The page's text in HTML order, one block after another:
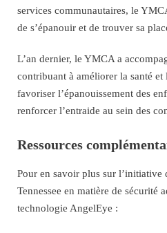
services communautaires, le
de s’épanouir et de trouver sa
L’an dernier, le YMCA a
contribuant à améliorer la santé
favoriser l’épanouissement des
renforcer l’entraide au sein des
Ressources
Pour en savoir plus sur
Tennessee en matière de sécurité
technologie AngelEye :